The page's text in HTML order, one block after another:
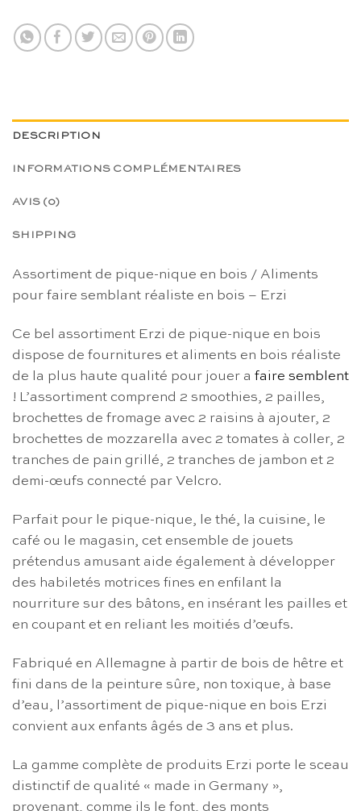
DESCRIPTION
INFORMATIONS COMPLÉMENTAIRES
AVIS (0)
SHIPPING
Assortiment de pique-nique en bois / Aliments
pour faire semblant réaliste en bois – Erzi
Ce bel assortiment Erzi de pique-nique en bois
dispose de fournitures et aliments en bois réaliste
de la plus haute qualité pour jouer a faire semblent
! L’assortiment comprend 2 smoothies, 2 pailles,
brochettes de fromage avec 2 raisins à ajouter, 2
brochettes de mozzarella avec 2 tomates à coller, 2
tranches de pain grillé, 2 tranches de jambon et 2
demi-œufs connecté par Velcro.
Parfait pour le pique-nique, le thé, la cuisine, le
café ou le magasin, cet ensemble de jouets
prétendus amusant aide également à développer
des habiletés motrices fines en enfilant la
nourriture sur des bâtons, en insérant les pailles et
en coupant et en reliant les moitiés d’œufs.
Fabriqué en Allemagne à partir de bois de hêtre et
fini dans de la peinture sûre, non toxique, à base
d’eau, l’assortiment de pique-nique en bois Erzi
convient aux enfants âgés de 3 ans et plus.
La gamme complète de produits Erzi porte le sceau
distinctif de qualité « made in Germany »,
provenant, comme ils le font, des monts